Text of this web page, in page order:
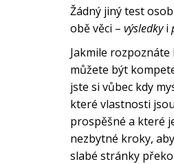
Žádný jiný test
obě věci – výsledkyi
Jakmile
můžete být
jste si vůbec kdy
které vlastnosti
prospěšné a které
nezbytné kroky,
slabé stránky